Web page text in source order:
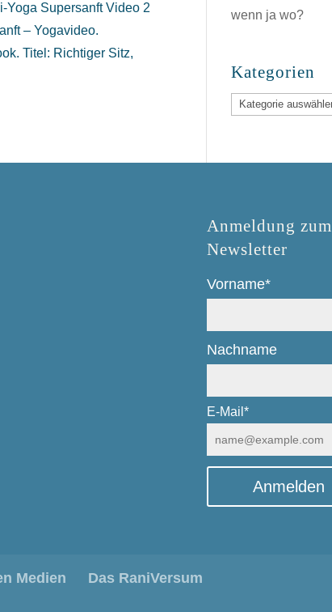
Yoga Supersanft Video 2
– Yogavideo.
Titel: Richtiger Sitz,
wenn ja wo?
Kategorien
Kategorien
Anmeldung zum
Newsletter
Vorname*
Nachname
E-Mail*
Anmelden
Medien Das RaniVersum